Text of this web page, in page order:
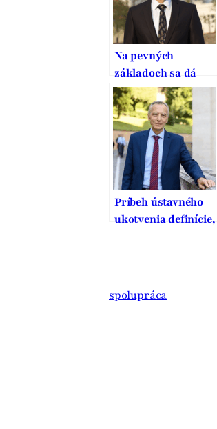
Na pevných
základoch sa dá
stavať dobrý domov
Príbeh ústavného
ukotvenia definície,
spolupráca